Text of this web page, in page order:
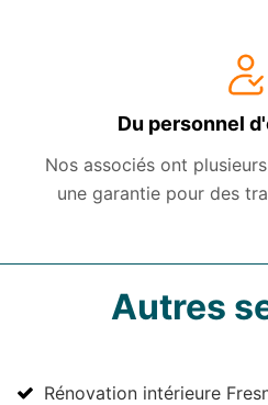
Du personnel
Nos associés ont
une garantie pour des
Autres
Rénovation intérieure